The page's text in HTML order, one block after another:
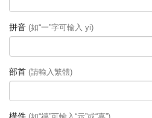
拼音 (如“一”字可輸入 yi)
部首 (請輸入繁體)